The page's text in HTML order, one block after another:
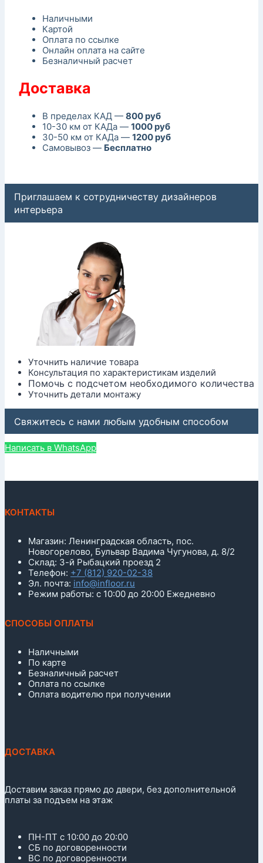
Наличными
Картой
Оплата по ссылке
Онлайн оплата на сайте
Безналичный расчет
Доставка
В пределах КАД — 800 руб
10-30 км от КАДа — 1000 руб
30-50 км от КАДа — 1200 руб
Самовывоз — Бесплатно
Приглашаем к сотрудничеству дизайнеров
интерьера
Уточнить наличие товара
Консультация по характеристикам изделий
Помочь с подсчетом необходимого количества
Уточнить детали монтажу
Свяжитесь с нами любым удобным способом
Написать в WhatsApp
КОНТАКТЫ
Магазин: Ленинградская область, пос.
Новогорелово, Бульвар Вадима Чугунова, д. 8/2
Склад: 3-й Рыбацкий проезд 2
Телефон: +7 (812) 920-02-38
Эл. почта: info@infloor.ru
Режим работы: с 10:00 до 20:00 Ежедневно
СПОСОБЫ ОПЛАТЫ
Наличными
По карте
Безналичный расчет
Оплата по ссылке
Оплата водителю при получении
ДОСТАВКА
Доставим заказ прямо до двери, без дополнительной
платы за подъем на этаж
ПН-ПТ с 10:00 до 20:00
СБ по договоренности
ВС по договоренности